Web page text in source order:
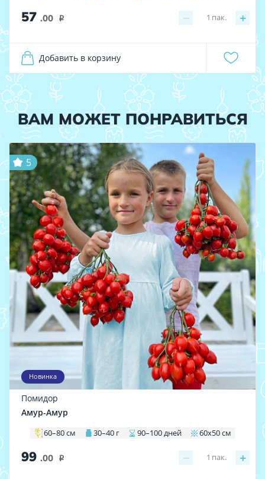
57 .00 i − +
1 пак.
Добавить в корзину
ВАМ МОЖЕТ ПОНРАВИТЬСЯ
Новинка
5
Помидор
Амур-Амур
60–80 см 30–40 г 90–100 дней 60х50 см
99 .00 i − +
1 пак.